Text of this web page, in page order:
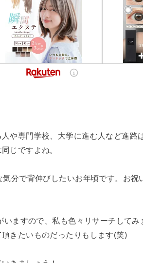
や専門学校、大学に進む人など進路
じですよね。
分で背伸びしたいお年頃です。お祝
ますので、私も色々リサーチしてみ
きたいものだったりもします(笑)